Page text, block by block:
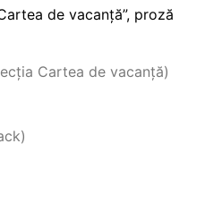
de vacanță”, proză
Cartea de vacanță)